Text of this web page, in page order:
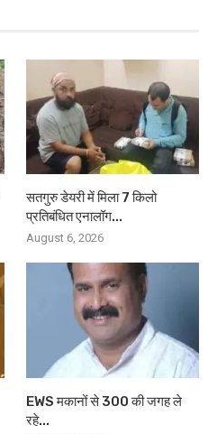
सतगुरु डेयरी में मिला 7 किलो
प्रतिबंधित एनालॉग...
August 6, 2026
EWS मकानों से 300 की जगह ले
रहे...